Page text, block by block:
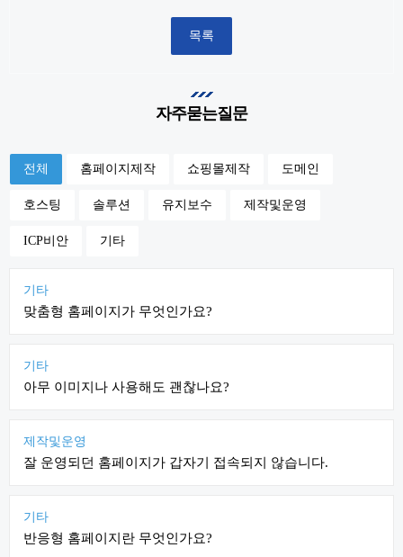
목록
자주묻는질문
전체 홈페이지제작 쇼핑몰제작 도메인
호스팅 솔루션 유지보수 제작및운영
ICP비안 기타
기타
맞춤형 홈페이지가 무엇인가요?
기타
아무 이미지나 사용해도 괜찮나요?
제작및운영
잘 운영되던 홈페이지가 갑자기 접속되지 않습니다.
기타
반응형 홈페이지란 무엇인가요?